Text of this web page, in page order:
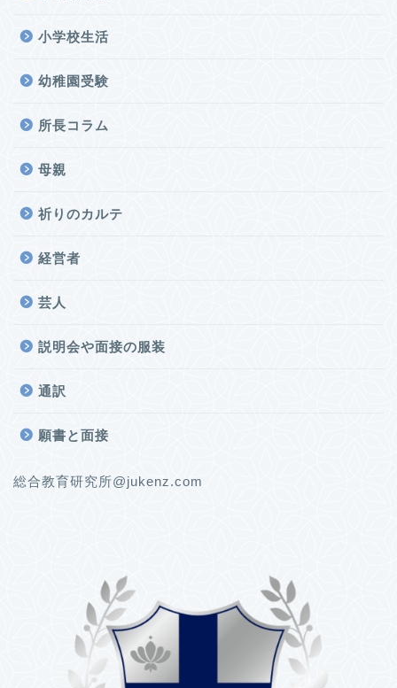
小学校生活
幼稚園受験
所長コラム
母親
祈りのカルテ
経営者
芸人
説明会や面接の服装
通訳
願書と面接
総合教育研究所@jukenz.com